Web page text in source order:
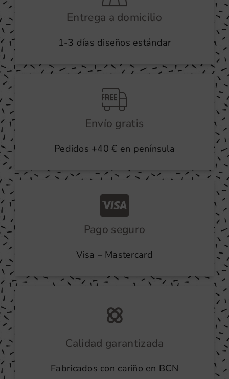
Entrega a domicilio
1-3 días diseños estándar
Envío gratis
Pedidos +40 € en península
Pago seguro
Visa – Mastercard
Calidad garantizada
Fabricados con cariño en BCN